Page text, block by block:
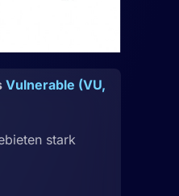
Vulnerable (VU,
stark